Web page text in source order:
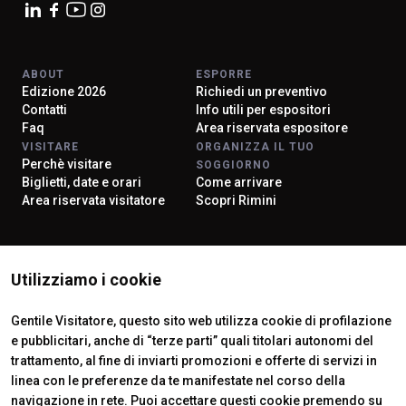
Utilizziamo i cookie
Gentile Visitatore, questo sito web utilizza cookie di profilazione
e pubblicitari, anche di “terze parti” quali titolari autonomi del
trattamento, al fine di inviarti promozioni e offerte di servizi in
linea con le preferenze da te manifestate nel corso della
navigazione in rete. Puoi accettare questi cookie premendo su
ABOUT
Edizione 2026
Contatti
Faq
ESPORRE
Richiedi un preventivo
Info utili per espositori
Area riservata espositore
VISITARE
Perchè visitare
Biglietti, date e orari
Area riservata visitatore
ORGANIZZA IL TUO
SOGGIORNO
Come arrivare
Scopri Rimini
ISTITUTI CERTIFICATORI